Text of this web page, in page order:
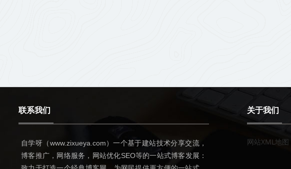
联系我们
自学呀（www.zixueya.com）一个基于建站技术分享交流，
博客推广，网络服务，网站优化SEO等的一站式博客发展：
关于我们
网站XML地图